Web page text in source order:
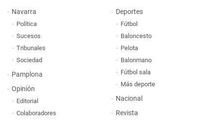
Navarra
Política
Sucesos
Tribunales
Sociedad
Pamplona
Opinión
Editorial
Colaboradores
Deportes
Fútbol
Baloncesto
Pelota
Balonmano
Fútbol sala
Más deporte
Nacional
Revista